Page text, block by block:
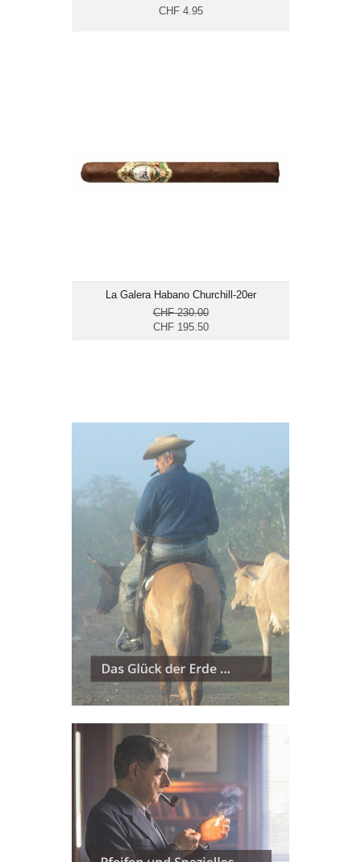
CHF 4.95
La Galera Habano Churchill-20er
CHF 230.00
CHF 195.50
Länge: 17.8